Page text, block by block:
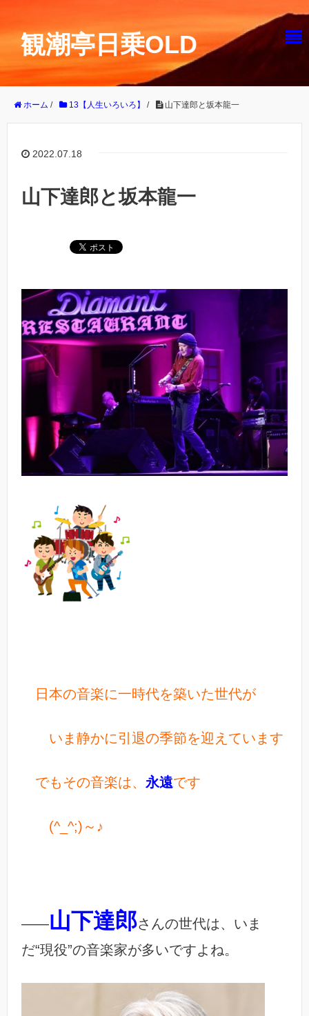
観潮亭日乗OLD
ホーム / 13【人生いろいろ】 / 山下達郎と坂本龍一
2022.07.18
山下達郎と坂本龍一
日本の音楽に一時代を築いた世代が
いま静かに引退の季節を迎えています
でもその音楽は、 永遠です
(^_^;)～♪
――山下達郎さんの世代は、いま
だ“現役”の音楽家が多いですよね。